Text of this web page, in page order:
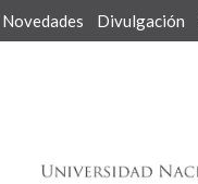
Novedades Divulgación